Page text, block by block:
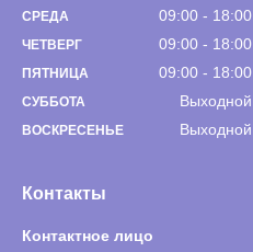
СРЕДА 09:00 18:00
ЧЕТВЕРГ 09:00 18:00
ПЯТНИЦА 09:00 18:00
СУББОТА Выходной
ВОСКРЕСЕНЬЕ Выходной
Контакты